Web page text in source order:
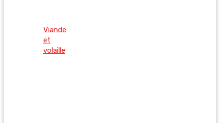
Viande
et
volaille